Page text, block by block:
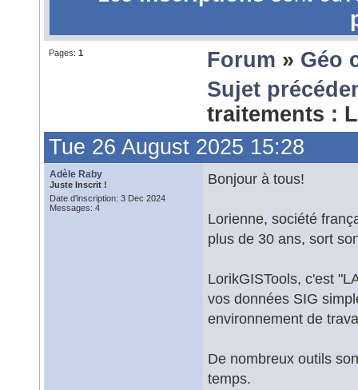
Pages: 1 Forum » Géo
Sujet
traitements :
Tue 26 August 2025 15:28
Adèle Raby
Juste Inscrit !
Date d'inscription: 3 Dec 2024
Messages: 4
Bonjour à tous!
Lorienne, société
plus de 30 ans, sort
LorikGISTools, c'est
vos données SIG
environnement de
De nombreux outils
temps.